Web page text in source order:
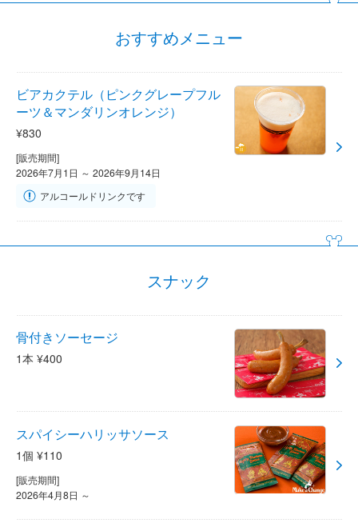
おすすめメニュー
ビアカクテル（ピンクグレープフル
ーツ＆マンダリンオレンジ）
¥830
[販売期間]
2026年7月1日 ～ 2026年9月14日
アルコールドリンクです
スナック
骨付きソーセージ
1本 ¥400
スパイシーハリッサソース
1個 ¥110
[販売期間]
2026年4月8日 ～